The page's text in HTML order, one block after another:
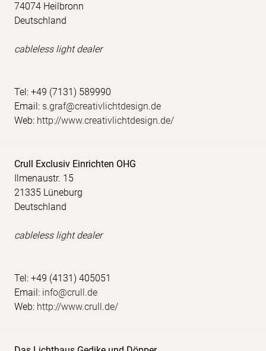
74074 Heilbronn
Deutschland
cableless light dealer
Tel: +49 (7131) 589990
Email: s.graf@creativlichtdesign.de
Web: http://www.creativlichtdesign.de/
Crull Exclusiv Einrichten OHG
Ilmenaustr. 15
21335 Lüneburg
Deutschland
cableless light dealer
Tel: +49 (4131) 405051
Email: info@crull.de
Web: http://www.crull.de/